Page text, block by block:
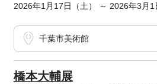
2026年1月17日（土） ～ 2026年3月1
千葉市美術館
橋本大輔展